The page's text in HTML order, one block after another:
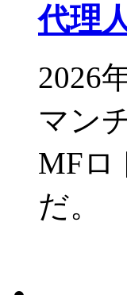
代理
2026
マン
MFロ
だ。